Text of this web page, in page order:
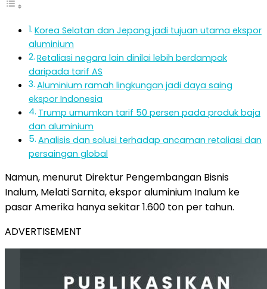
Korea Selatan dan Jepang jadi tujuan utama ekspor
aluminium
Retaliasi negara lain dinilai lebih berdampak
daripada tarif AS
Aluminium ramah lingkungan jadi daya saing
ekspor Indonesia
Trump umumkan tarif 50 persen pada produk baja
dan aluminium
Analisis dan solusi terhadap ancaman retaliasi dan
persaingan global
Namun, menurut Direktur Pengembangan Bisnis
Inalum, Melati Sarnita, ekspor aluminium Inalum ke
pasar Amerika hanya sekitar 1.600 ton per tahun.
ADVERTISEMENT